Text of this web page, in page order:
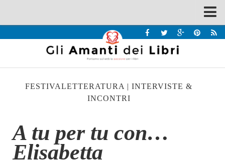
Recensioni
Interviste & Incontri
Bandi
Chi siamo
Contatti
FESTIVALETTERATURA | INTERVISTE &
INCONTRI
A tu per tu con…
Elisabetta